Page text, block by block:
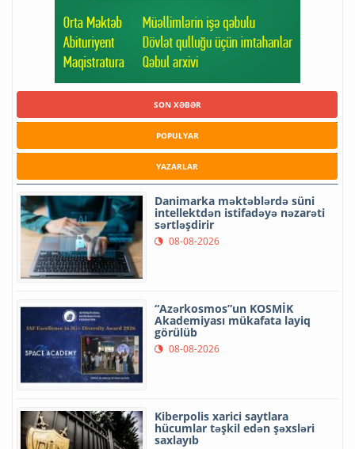
SON XƏBƏR
POPULYAR
YAZARLAR
Danimarka məktəblərdə süni
intellektdən istifadəyə nəzarəti
sərtləşdirir
08-08-2026
“Azərkosmos”un KOSMİK
Akademiyası mükafata layiq
görülüb
08-08-2026
Kiberpolis xarici saytlara
hücumlar təşkil edən şəxsləri
saxlayıb